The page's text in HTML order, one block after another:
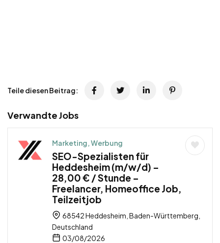
Teile diesen Beitrag:
Verwandte Jobs
Marketing, Werbung
SEO-Spezialisten für
Heddesheim (m/w/d) –
28,00 € / Stunde –
Freelancer, Homeoffice Job,
Teilzeitjob
68542 Heddesheim, Baden-Württemberg,
Deutschland
03/08/2026